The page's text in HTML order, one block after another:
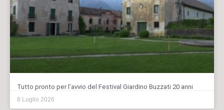
Tutto pronto per l’avvio del Festival Giardino Buzzati 20 anni
8 Luglio 2026